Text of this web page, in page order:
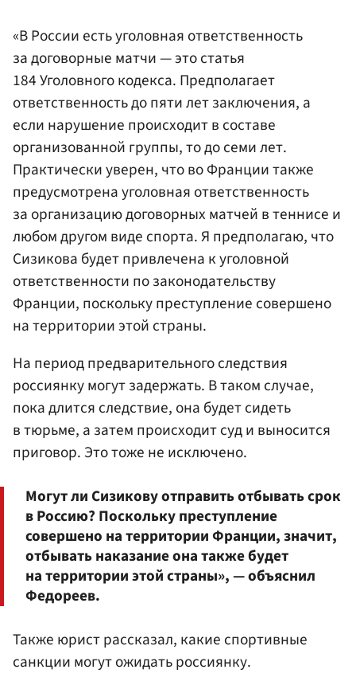
«В России есть уголовная ответственность
за договорные матчи — это статья
184 Уголовного кодекса. Предполагает
ответственность до пяти лет заключения, а
если нарушение происходит в составе
организованной группы, то до семи лет.
Практически уверен, что во Франции также
предусмотрена уголовная ответственность
за организацию договорных матчей в теннисе и
любом другом виде спорта. Я предполагаю, что
Сизикова будет привлечена к уголовной
ответственности по законодательству
Франции, поскольку преступление совершено
на территории этой страны.
На период предварительного следствия
россиянку могут задержать. В таком случае,
пока длится следствие, она будет сидеть
в тюрьме, а затем происходит суд и выносится
приговор. Это тоже не исключено.
Могут ли Сизикову отправить отбывать срок
в Россию? Поскольку преступление
совершено на территории Франции, значит,
отбывать наказание она также будет
на территории этой страны», — объяснил
Федореев.
Также юрист рассказал, какие спортивные
санкции могут ожидать россиянку.